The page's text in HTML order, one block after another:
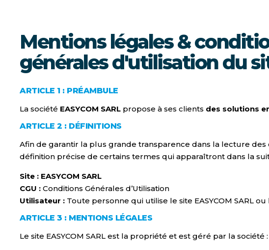
Mentions légales &
générales d'utilisation du
ARTICLE 1 : PRÉAMBULE
La société EASYCOM SARL propose à ses clients des solutions
ARTICLE 2 : DÉFINITIONS
Afin de garantir la plus grande transparence dans la lecture des
définition précise de certains termes qui apparaîtront dans la
Site : EASYCOM SARL
CGU : Conditions Générales d’Utilisation
Utilisateur : Toute personne qui utilise le site EASYCOM SARL
ARTICLE 3 : MENTIONS LÉGALES
Le site EASYCOM SARL est la propriété et est géré par la société :